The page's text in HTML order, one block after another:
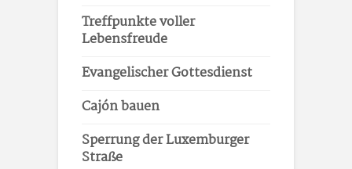
Treffpunkte voller
Lebensfreude
Evangelischer Gottesdienst
Cajón bauen
Sperrung der Luxemburger
Straße